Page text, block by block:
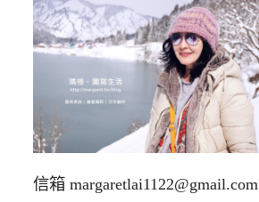
信箱 margaretlai1122@gmail.com